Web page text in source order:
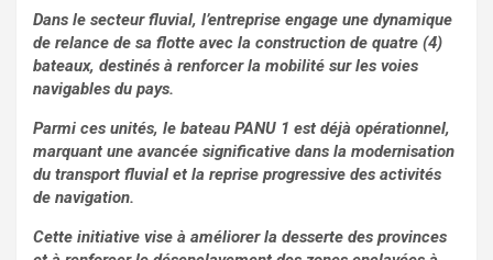
Dans le secteur fluvial, l’entreprise engage une dynamique
de relance de sa flotte avec la construction de quatre (4)
bateaux, destinés à renforcer la mobilité sur les voies
navigables du pays.
Parmi ces unités, le bateau PANU 1 est déjà opérationnel,
marquant une avancée significative dans la modernisation
du transport fluvial et la reprise progressive des activités
de navigation.
Cette initiative vise à améliorer la desserte des provinces